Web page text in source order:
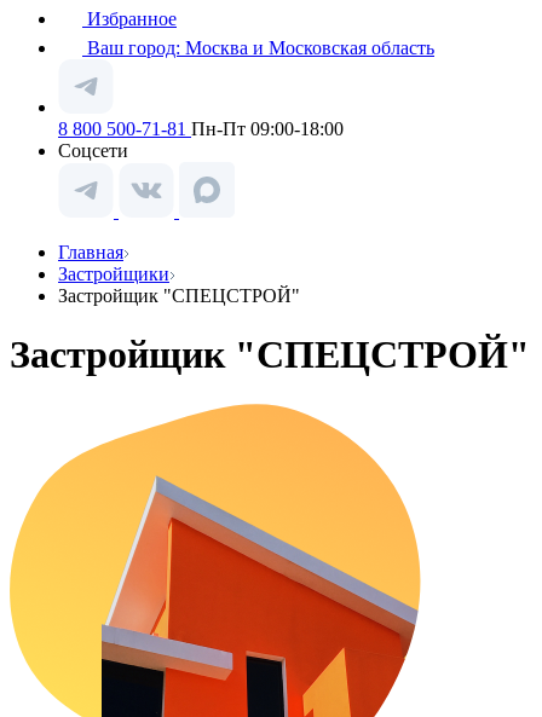
Избранное
Ваш город: Москва и Московская область
8 800 500-71-81 Пн-Пт 09:00-18:00
Соцсети
Главная
Застройщики
Застройщик "СПЕЦСТРОЙ"
Застройщик "СПЕЦСТРОЙ"